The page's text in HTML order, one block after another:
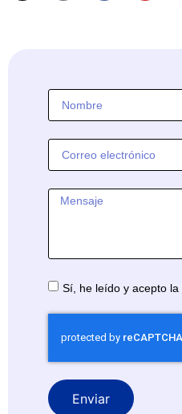
Sí, he leído y acepto la
Enviar